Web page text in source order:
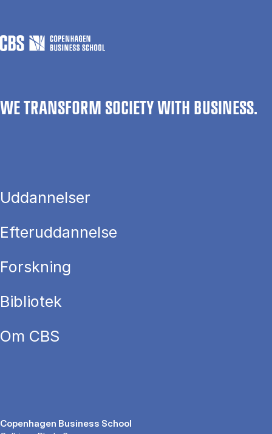
WE TRANSFORM SOCIETY WITH BUSINESS.
Uddannelser
Efteruddannelse
Forskning
Bibliotek
Om CBS
Copenhagen Business School